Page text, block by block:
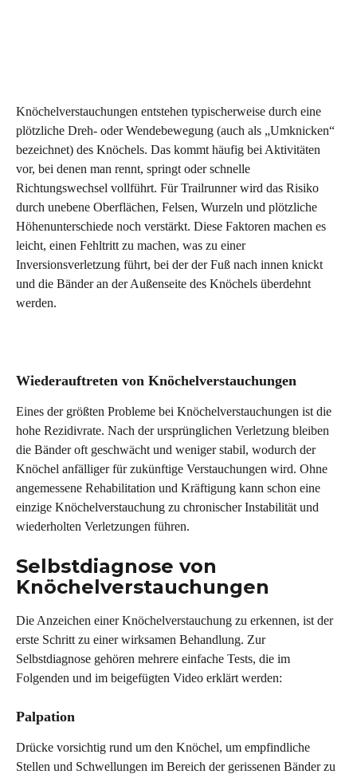
Knöchelverstauchungen entstehen typischerweise durch eine
plötzliche Dreh- oder Wendebewegung (auch als „Umknicken“
bezeichnet) des Knöchels. Das kommt häufig bei Aktivitäten
vor, bei denen man rennt, springt oder schnelle
Richtungswechsel vollführt. Für Trailrunner wird das Risiko
durch unebene Oberflächen, Felsen, Wurzeln und plötzliche
Höhenunterschiede noch verstärkt. Diese Faktoren machen es
leicht, einen Fehltritt zu machen, was zu einer
Inversionsverletzung führt, bei der der Fuß nach innen knickt
und die Bänder an der Außenseite des Knöchels überdehnt
werden.
Wiederauftreten von Knöchelverstauchungen
Eines der größten Probleme bei Knöchelverstauchungen ist die
hohe Rezidivrate. Nach der ursprünglichen Verletzung bleiben
die Bänder oft geschwächt und weniger stabil, wodurch der
Knöchel anfälliger für zukünftige Verstauchungen wird. Ohne
angemessene Rehabilitation und Kräftigung kann schon eine
einzige Knöchelverstauchung zu chronischer Instabilität und
wiederholten Verletzungen führen.
Selbstdiagnose von
Knöchelverstauchungen
Die Anzeichen einer Knöchelverstauchung zu erkennen, ist der
erste Schritt zu einer wirksamen Behandlung. Zur
Selbstdiagnose gehören mehrere einfache Tests, die im
Folgenden und im beigefügten Video erklärt werden:
Palpation
Drücke vorsichtig rund um den Knöchel, um empfindliche
Stellen und Schwellungen im Bereich der gerissenen Bänder zu